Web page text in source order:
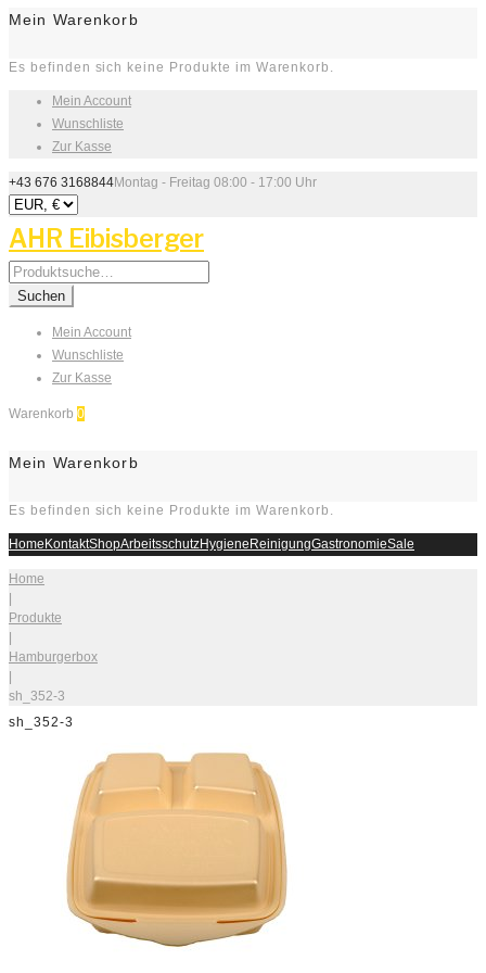
Mein Warenkorb
Es befinden sich keine Produkte im Warenkorb.
Mein Account
Wunschliste
Zur Kasse
+43 676 3168844Montag - Freitag 08:00 - 17:00 Uhr
AHR Eibisberger
Search
for:
Suchen
Mein Account
Wunschliste
Zur Kasse
Warenkorb 0
Mein Warenkorb
Es befinden sich keine Produkte im Warenkorb.
HomeKontaktShopArbeitsschutzHygieneReinigungGastronomieSale
Home
|
Produkte
|
Hamburgerbox
|
sh_352-3
sh_352-3